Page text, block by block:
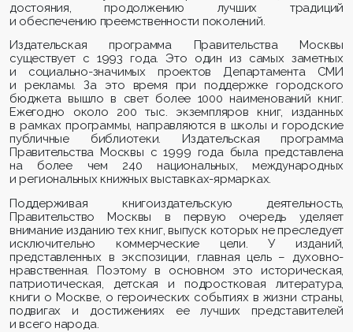
достояния, продолжению лучших традиций
и обеспечению преемственности поколений.
Издательская программа Правительства Москвы
существует с 1993 года. Это один из самых заметных
и социально-значимых проектов Департамента СМИ
и рекламы. За это время при поддержке городского
бюджета вышло в свет более 1000 наименований книг.
Ежегодно около 200 тыс. экземпляров книг, изданных
в рамках программы, направляются в школы и городские
публичные библиотеки. Издательская программа
Правительства Москвы с 1999 года была представлена
на более чем 240 национальных, международных
и региональных книжных выставках-ярмарках.
Поддерживая книгоиздательскую деятельность,
Правительство Москвы в первую очередь уделяет
внимание изданию тех книг, выпуск которых не преследует
исключительно коммерческие цели. У изданий,
представленных в экспозиции, главная цель – духовно-
нравственная. Поэтому в основном это историческая,
патриотическая, детская и подростковая литература,
книги о Москве, о героических событиях в жизни страны,
подвигах и достижениях ее лучших представителей
и всего народа.